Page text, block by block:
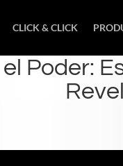
CLICK & CLICK
Poder: